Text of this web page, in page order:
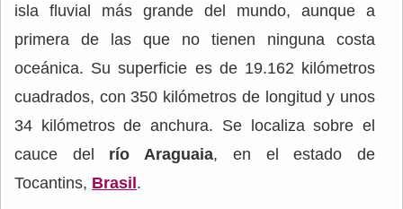
isla fluvial más grande del mundo, aunque a
primera de las que no tienen ninguna costa
oceánica. Su superficie es de 19.162 kilómetros
cuadrados, con 350 kilómetros de longitud y unos
34 kilómetros de anchura. Se localiza sobre el
cauce del río Araguaia, en el estado de
Tocantins, Brasil.